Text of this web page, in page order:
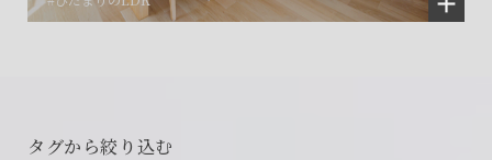
タグから絞り込む